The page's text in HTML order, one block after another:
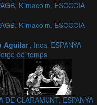
Kilmacolm, ESCÒCIA
Kilmacolm, ESCÒCIA
Aguilar, Inca, ESPANYA
del temps
DE CLARAMUNT, ESPANYA